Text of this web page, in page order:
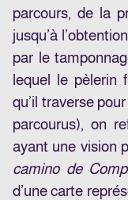
parcours, de la
jusqu’à
par le
lequel le pèlerin
qu’il traverse
parcourus), on
ayant une vision
camino de
d’une carte